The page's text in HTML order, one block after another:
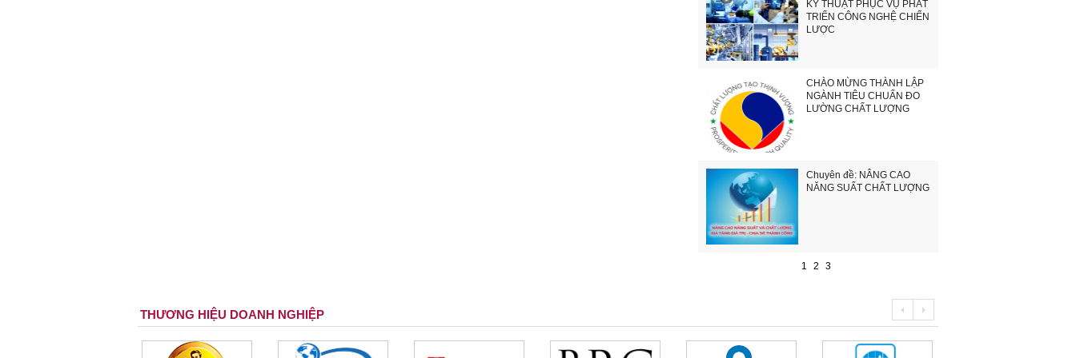
KỸ THUẬT PHỤC VỤ PHÁT
TRIỂN CÔNG NGHỆ CHIẾN
LƯỢC
CHÀO MỪNG THÀNH LẬP
NGÀNH TIÊU CHUẨN ĐO
LƯỜNG CHẤT LƯỢNG
Chuyên đề: NÂNG CAO
NĂNG SUẤT CHẤT LƯỢNG
1 2 3
THƯƠNG HIỆU DOANH NGHIỆP